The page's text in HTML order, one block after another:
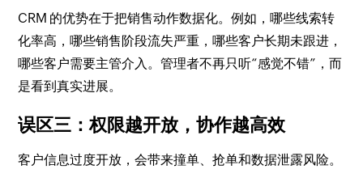
CRM 的优势在于把销售动作数据化。例如，哪些线索转
化率高，哪些销售阶段流失严重，哪些客户长期未跟进，
哪些客户需要主管介入。管理者不再只听“感觉不错”，而
是看到真实进展。
误区三：权限越开放，协作越高效
客户信息过度开放，会带来撞单、抢单和数据泄露风险。